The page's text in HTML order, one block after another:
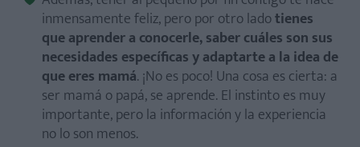
inmensamente feliz, pero por otro ladotienes
que aprender a conocerle, saber cuáles son sus
necesidades específicas y adaptarte a la idea de
que eres mamá. ¡No es poco! Una cosa es cierta: a
ser mamá o papá, se aprende. El instinto es muy
importante, pero la información y la experiencia
no lo son menos.